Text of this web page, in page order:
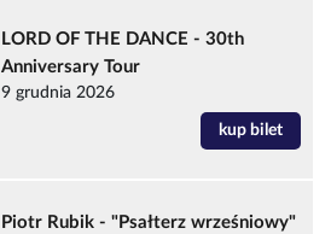
LORD OF THE DANCE - 30th
Anniversary Tour
9 grudnia 2026
kup bilet
Piotr Rubik - "Psałterz wrześniowy"